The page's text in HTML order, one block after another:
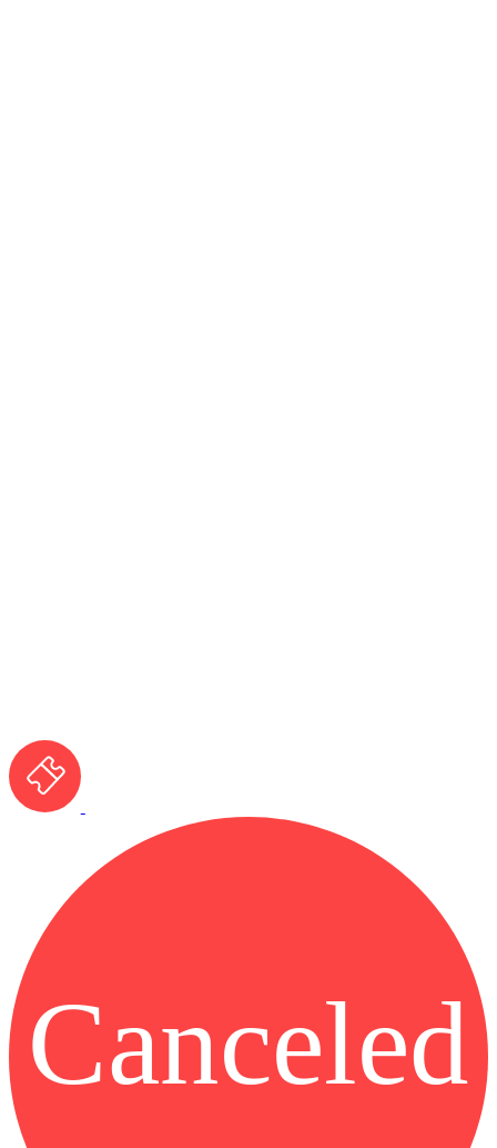
Canceled